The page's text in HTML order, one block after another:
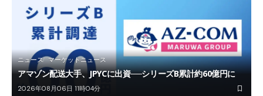
ニュース マーケットニュース
アマゾン配送大手、JPYCに出資──シリーズB累計約60億円に
2026年08月06日 11時04分